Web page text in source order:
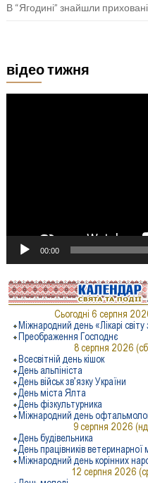
В “Ягодині” знайшли
відео тижня
00:00